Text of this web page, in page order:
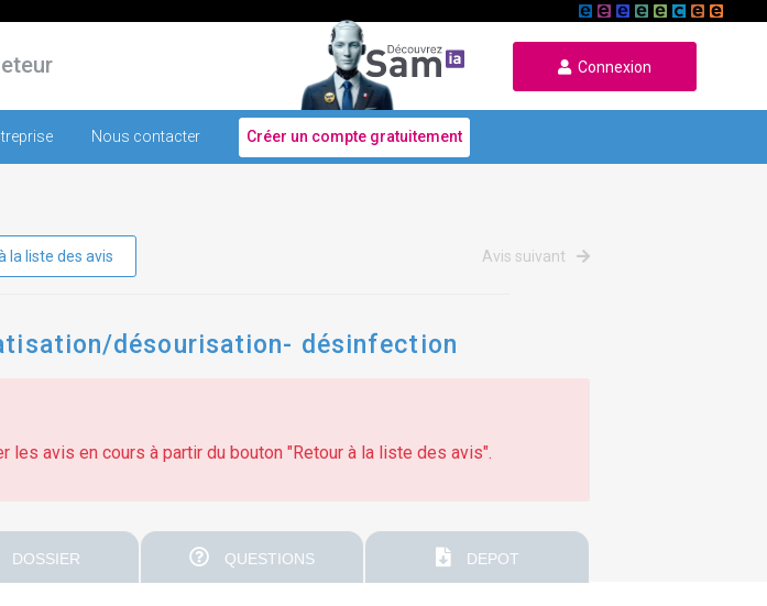
Connexion
Nous contacter Créer un compte gratuitement
la liste des avis Avis suivant
désourisation- désinfection
les avis en cours à partir du bouton "Retour à la liste des avis".
DOSSIER QUESTIONS DEPOT